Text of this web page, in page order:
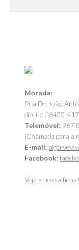
Morada:
Rua Dr. João
direito / 8400-417
Telemóvel: 967
(Chamada para a
E-mail:
Facebook:
Veja a nossa ficha